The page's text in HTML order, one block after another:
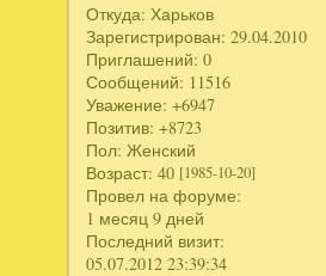
Откуда: Харьков
Зарегистрирован: 29.04.2010
Приглашений: 0
Сообщений: 11516
Уважение: +6947
Позитив: +8723
Пол: Женский
Возраст: 40 [1985-10-20]
Провел на форуме:
1 месяц 9 дней
Последний визит:
05.07.2012 23:39:34